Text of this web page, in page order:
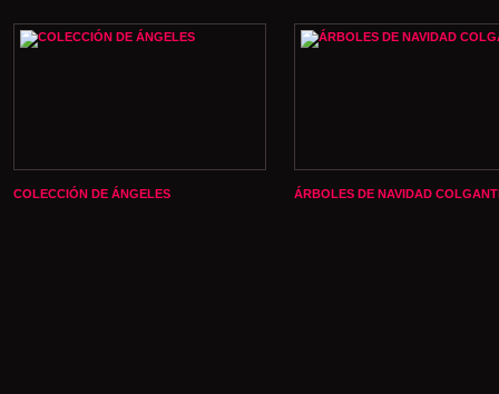
COLECCIÓN DE ÁNGELES ÁRBOLES DE NAVIDAD